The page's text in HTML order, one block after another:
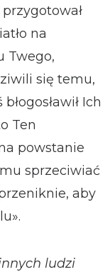
na
Twego,
się temu,
Ich
Ten
powstanie
sprzeciwiać
aby
ludzi